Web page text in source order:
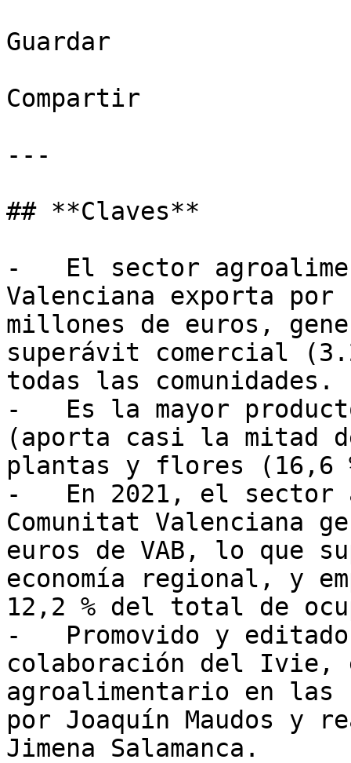
Guardar
Compartir
---
## **Claves**
-   El sector
Valenciana exporta
millones de euros,
superávit comercial
todas las comunidades.
-   Es la mayor
(aporta casi la mitad
plantas y flores (16,6
-   En 2021, el sector
Comunitat Valenciana
euros de VAB, lo que
economía regional, y
12,2 % del total de
-   Promovido y
colaboración del Ivie,
agroalimentario en
por Joaquín Maudos y
Jimena Salamanca.